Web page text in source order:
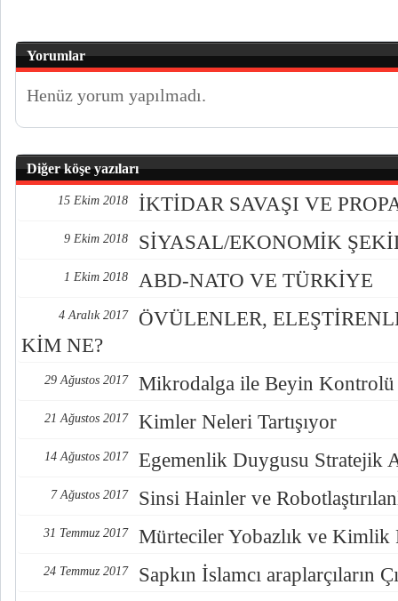
Yorumlar
Henüz yorum yapılmadı.
Diğer köşe yazıları
15 Ekim 2018 İKTİDAR SAVAŞI VE
9 Ekim 2018 SİYASAL/EKONOMİK
1 Ekim 2018 ABD-NATO VE TÜRKİYE
4 Aralık 2017
ÖVÜLENLER,
KİM NE?
29 Ağustos 2017 Mikrodalga ile Beyin Kontrolü
21 Ağustos 2017 Kimler Neleri Tartışıyor
14 Ağustos 2017 Egemenlik Duygusu Stratejik
7 Ağustos 2017 Sinsi Hainler ve
31 Temmuz 2017 Mürteciler Yobazlık ve Kimlik
24 Temmuz 2017 Sapkın İslamcı araplarçıların